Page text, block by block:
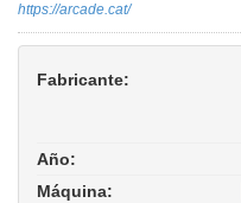
https://arcade.cat/
Fabricante:
Año:
Máquina: